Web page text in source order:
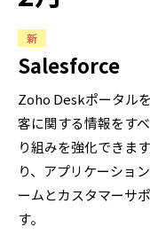
Salesforce
新
Zoho Deskポータル
客に関する情報をす
り組みを強化できま
り、アプリケーショ
ームとカスタマーサ
す。